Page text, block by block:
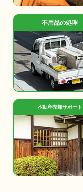
不用品の処理
不動産売却サポート